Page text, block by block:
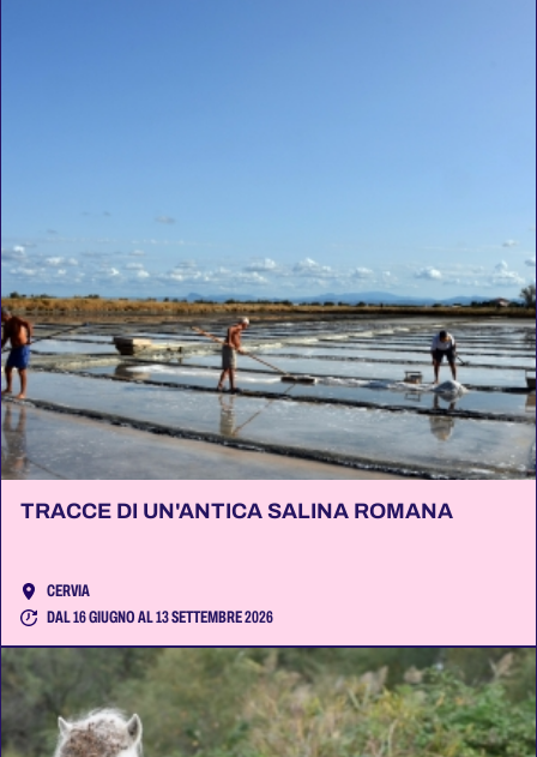
TRACCE DI UN'ANTICA SALINA ROMANA
CERVIA
DAL 16 GIUGNO AL 13 SETTEMBRE 2026